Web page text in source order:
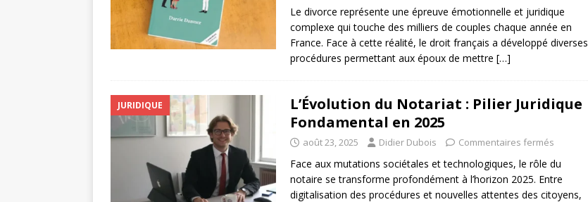
Le divorce représente une épreuve émotionnelle et juridique
complexe qui touche des milliers de couples chaque année en
France. Face à cette réalité, le droit français a développé diverses
procédures permettant aux époux de mettre […]
JURIDIQUE
L’Évolution du Notariat : Pilier Juridique
Fondamental en 2025
août 23, 2025 Didier Dubois Commentaires fermés
Face aux mutations sociétales et technologiques, le rôle du
notaire se transforme profondément à l’horizon 2025. Entre
digitalisation des procédures et nouvelles attentes des citoyens,